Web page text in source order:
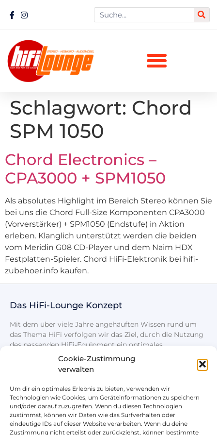
Cookie-Zustimmung
verwalten
Um dir ein optimales Erlebnis zu bieten, verwenden wir
Technologien wie Cookies, um Geräteinformationen zu speichern
und/oder darauf zuzugreifen. Wenn du diesen Technologien
zustimmst, können wir Daten wie das Surfverhalten oder
eindeutige IDs auf dieser Website verarbeiten. Wenn du deine
Zustimmung nicht erteilst oder zurückziehst, können bestimmte
Schlagwort: Chord
SPM 1050
Chord Electronics –
CPA3000 + SPM1050
Als absolutes Highlight im Bereich Stereo können Sie
bei uns die Chord Full-Size Komponenten CPA3000
(Vorverstärker) + SPM1050 (Endstufe) in Aktion
erleben. Klanglich unterstützt werden die beiden
vom Meridin G08 CD-Player und dem Naim HDX
Festplatten-Spieler. Chord HiFi-Elektronik bei hifi-
zubehoer.info kaufen.
Das HiFi-Lounge Konzept
Mit dem über viele Jahre angehäuften Wissen rund um
das Thema HiFi verfolgen wir das Ziel, durch die Nutzung
des passenden HiFi-Equipment ein optimales
Klangerlebnis zu schaffen.
Rechtliches Nützliches